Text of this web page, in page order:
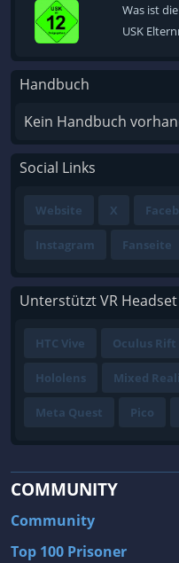
Was ist
USK
Handbuch
Kein Handbuch
Social Links
Website X
Instagram Fanseite
Unterstützt VR Headset
HTC Vive Oculus Rift
Hololens Mixed
Meta Quest Pico
COMMUNITY
Community
Top 100 Prisoner